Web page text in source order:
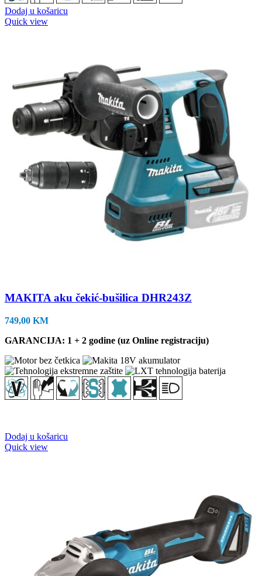
Dodaj u košaricu
Quick view
MAKITA aku čekić-bušilica DHR243Z
749,00 KM
GARANCIJA: 1 + 2 godine (uz Online registraciju)
Dodaj u košaricu
Quick view